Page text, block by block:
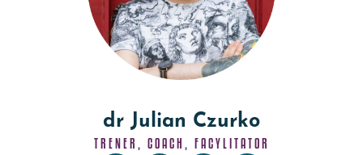
dr Julian Czurko
TRENER, COACH, FACYLITATOR